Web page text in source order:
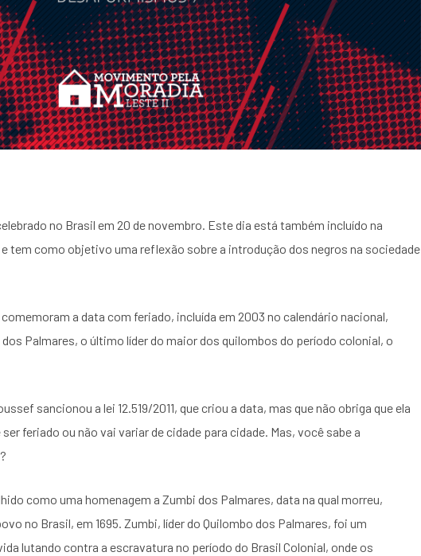
no Brasil em 20 de novembro. Este dia está também incluído na
tem como objetivo uma reflexão sobre a introdução dos negros na sociedade
a data com feriado, incluída em 2003 no calendário nacional,
Palmares, o último líder do maior dos quilombos do período colonial, o
sancionou a lei 12.519/2011, que criou a data, mas que não obriga que ela
feriado ou não vai variar de cidade para cidade. Mas, você sabe a
como uma homenagem a Zumbi dos Palmares, data na qual morreu,
no Brasil, em 1695. Zumbi, líder do Quilombo dos Palmares, foi um
lutando contra a escravatura no período do Brasil Colonial, onde os